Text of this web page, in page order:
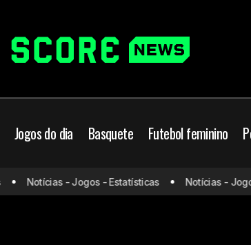
Jogos do dia Basquete Futebol feminino
Notícias - Jogos - Estatísticas Notícias -